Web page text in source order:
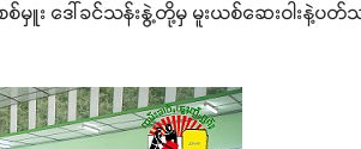
းစစ်မှူး ဒေါ်ခင်သန်းနွဲ့တို့မှ မူးယစ်ဆေးဝါးနဲ့